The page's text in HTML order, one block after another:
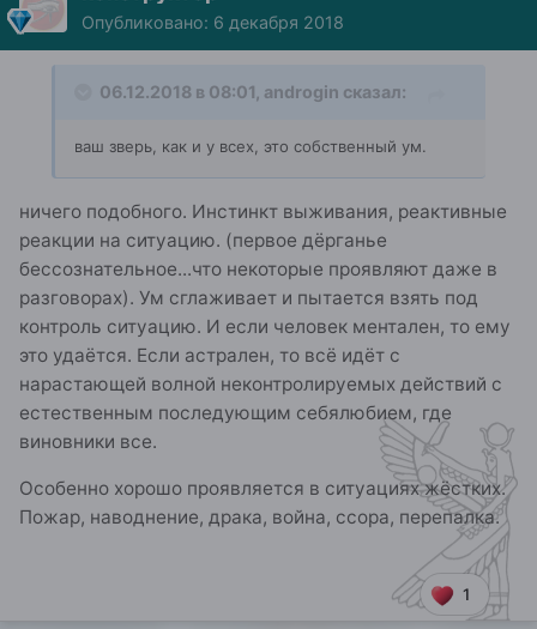
Опубликовано: 6 декабря 2018
06.12.2018 в 08:01, androgin сказал:
ваш зверь, как и у всех, это собственный ум.
ничего подобного. Инстинкт выживания, реактивные
реакции на ситуацию. (первое дёрганье
бессознательное...что некоторые проявляют даже в
разговорах). Ум сглаживает и пытается взять под
контроль ситуацию. И если человек ментален, то ему
это удаётся. Если астрален, то всё идёт с
нарастающей волной неконтролируемых действий с
естественным последующим себялюбием, где
виновники все.
Особенно хорошо проявляется в ситуациях жёстких.
Пожар, наводнение, драка, война, ссора, перепалка.
1